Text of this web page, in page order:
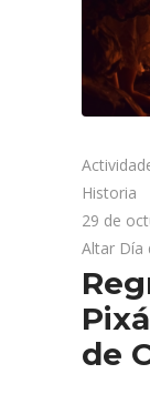
Historia
29 de
Altar Día
de